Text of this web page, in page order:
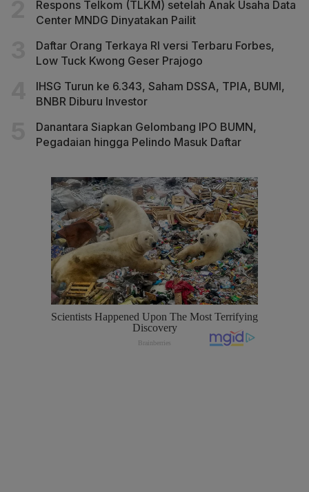
Respons Telkom (TLKM) setelah Anak Usaha Data
Center MNDG Dinyatakan Pailit
Daftar Orang Terkaya RI versi Terbaru Forbes,
Low Tuck Kwong Geser Prajogo
IHSG Turun ke 6.343, Saham DSSA, TPIA, BUMI,
BNBR Diburu Investor
Danantara Siapkan Gelombang IPO BUMN,
Pegadaian hingga Pelindo Masuk Daftar